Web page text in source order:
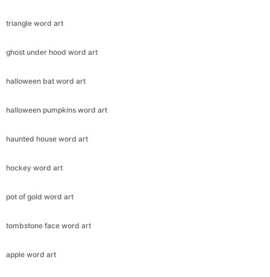
triangle word art
ghost under hood word art
halloween bat word art
halloween pumpkins word art
haunted house word art
hockey word art
pot of gold word art
tombstone face word art
apple word art